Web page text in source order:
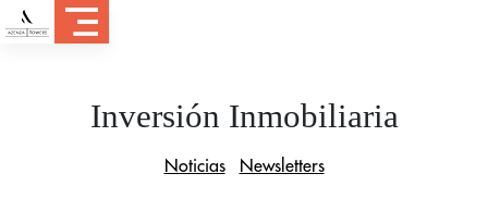
Inversión Inmobiliaria
Noticias Newsletters